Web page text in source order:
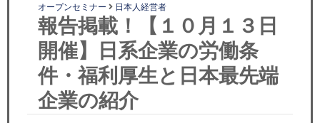
コンサルティング
リサーチ
セミナー
経済ニュース
オープンセミナー 日本人経営者
報告掲載！【１０月１３日
開催】日系企業の労働条
件・福利厚生と日本最先端
企業の紹介